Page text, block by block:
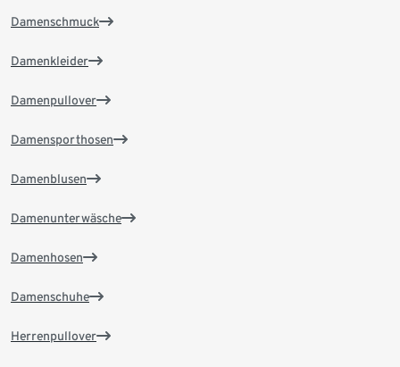
Damenschmuck
Damenkleider
Damenpullover
Damensporthosen
Damenblusen
Damenunterwäsche
Damenhosen
Damenschuhe
Herrenpullover